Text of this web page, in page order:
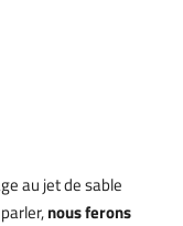
au jet de sable
nous ferons